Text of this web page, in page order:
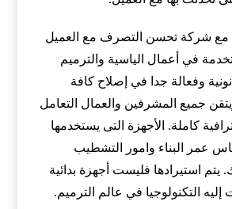
مع شركة تحسن التصرف مع العميل
في أعمال الياسية والترميم
وفعالة جدا في إصلاح كافة
جميع المشرفين والعمال التعامل
كاملة. الأجهزة التى يستخدمها
عمر البناء وامور التشطيب
يتم استيرادها فليست أجهزة بدائية
التكنولوجيا في عالم الترميم.